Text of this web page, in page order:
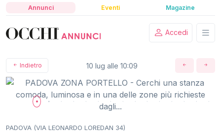
Annunci Eventi Magazine
Accedi
Indietro 10 lug alle 10:09
PADOVA (VIA LEONARDO LOREDAN 34)